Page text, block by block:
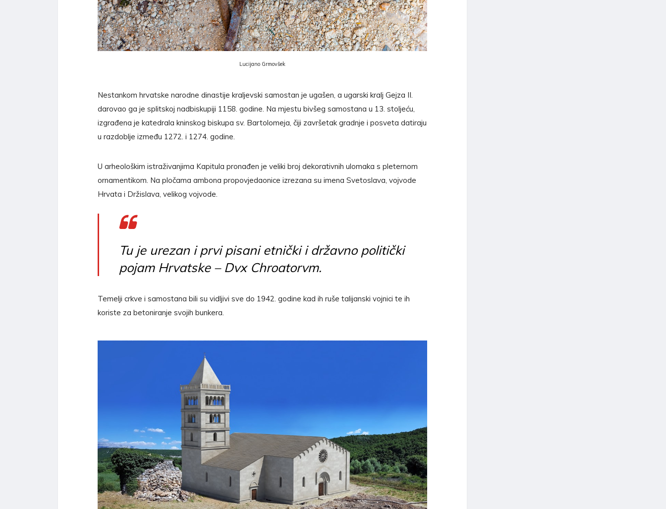
Lucijano Grmovšek
Nestankom hrvatske narodne dinastije kraljevski samostan je ugašen, a ugarski kralj Gejza II.
darovao ga je splitskoj nadbiskupiji 1158. godine. Na mjestu bivšeg samostana u 13. stoljeću,
izgrađena je katedrala kninskog biskupa sv. Bartolomeja, čiji završetak gradnje i posveta datiraju
u razdoblje između 1272. i 1274. godine.
U arheološkim istraživanjima Kapitula pronađen je veliki broj dekorativnih ulomaka s pleternom
ornamentikom. Na pločama ambona propovjedaonice izrezana su imena Svetoslava, vojvode
Hrvata i Držislava, velikog vojvode.
Tu je urezan i prvi pisani etnički i državno politički
pojam Hrvatske – Dvx Chroatorvm.
Temelji crkve i samostana bili su vidljivi sve do 1942. godine kad ih ruše talijanski vojnici te ih
koriste za betoniranje svojih bunkera.